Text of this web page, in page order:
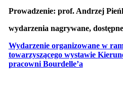
Prowadzenie: prof. Andrzej
wydarzenia nagrywane,
Wydarzenie organizowane w
towarzyszącego wystawie
pracowni Bourdelle’a